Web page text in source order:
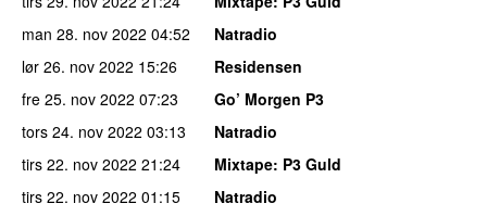
man 28. nov 2022 04:52
Natradio
lør 26. nov 2022 15:26
Residensen
fre 25. nov 2022 07:23
Go’ Morgen P3
tors 24. nov 2022 03:13
Natradio
tirs 22. nov 2022 21:24 Mixtape: P3 Guld
tirs 22. nov 2022 01:15
Natradio